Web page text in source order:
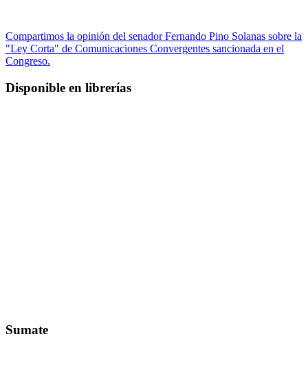
Compartimos la opinión del senador Fernando Pino Solanas sobre la
"Ley Corta" de Comunicaciones Convergentes sancionada en el
Congreso.
Disponible en librerías
Sumate